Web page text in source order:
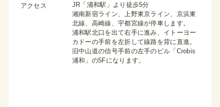
アクセス
JR「浦和駅」より徒歩5分
湘南新宿ライン、上野東京ライン、京浜東
北線、高崎線、宇都宮線が停車します。
浦和駅北口を出て右手に進み、イトーヨー
カドーの手前を左折して線路を背に直進。
旧中山道の信号手前の左手のビル「Crobis
浦和」の5Fになります。